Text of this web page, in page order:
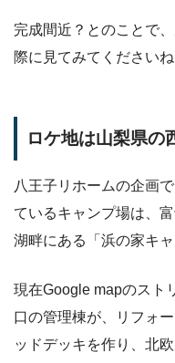
完成間近？とのことで
際に見てみてくださいね
ロケ地は山梨県の
八王子リホームの企画
ているキャンプ場は、
湖畔にある「浜の家キャ
現在Google mapのスト
口の管理棟が、リフォ
ッドデッキを作り、北